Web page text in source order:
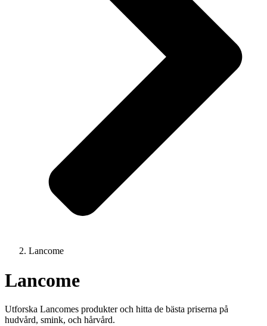
Lancome
Lancome
Utforska Lancomes produkter och hitta de bästa priserna på
hudvård, smink, och hårvård.